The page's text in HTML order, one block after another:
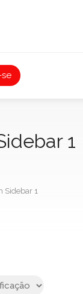
1
Sidebar 1